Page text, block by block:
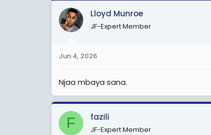
Lloyd Munroe
JF-Expert Member
Jun 4, 2026
Njaa mbaya sana.
F fazili
JF-Expert Member